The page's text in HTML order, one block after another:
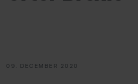
09. DECEMBER 2020